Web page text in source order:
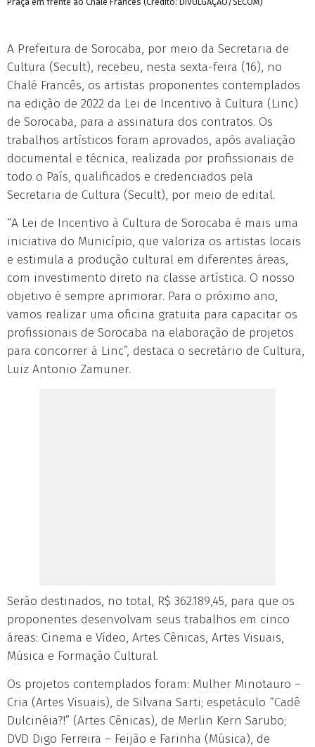
A Prefeitura de Sorocaba, por meio da Secretaria de
Cultura (Secult), recebeu, nesta sexta-feira (16), no
Chalé Francês, os artistas proponentes contemplados
na edição de 2022 da Lei de Incentivo à Cultura (Linc)
de Sorocaba, para a assinatura dos contratos. Os
trabalhos artísticos foram aprovados, após avaliação
documental e técnica, realizada por profissionais de
todo o País, qualificados e credenciados pela
Secretaria de Cultura (Secult), por meio de edital.
“A Lei de Incentivo à Cultura de Sorocaba é mais uma
iniciativa do Município, que valoriza os artistas locais
e estimula a produção cultural em diferentes áreas,
com investimento direto na classe artística. O nosso
objetivo é sempre aprimorar. Para o próximo ano,
vamos realizar uma oficina gratuita para capacitar os
profissionais de Sorocaba na elaboração de projetos
para concorrer à Linc”, destaca o secretário de Cultura,
Luiz Antonio Zamuner.
Serão destinados, no total, R$ 362.189,45, para que os
proponentes desenvolvam seus trabalhos em cinco
áreas: Cinema e Vídeo, Artes Cênicas, Artes Visuais,
Música e Formação Cultural.
Os projetos contemplados foram: Mulher Minotauro –
Cria (Artes Visuais), de Silvana Sarti; espetáculo “Cadê
Dulcinéia?!” (Artes Cênicas), de Merlin Kern Sarubo;
DVD Digo Ferreira – Feijão e Farinha (Música), de